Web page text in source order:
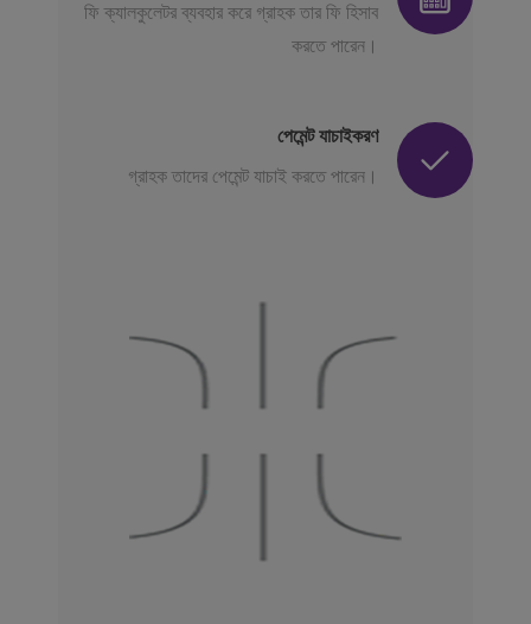
ফি ক্যালকুলেটর ব্যবহার করে গ্রাহক তার ফি হিসাব
করতে পারেন।
পেমেন্ট যাচাইকরণ
গ্রাহক তাদের পেমেন্ট যাচাই করতে পারেন।